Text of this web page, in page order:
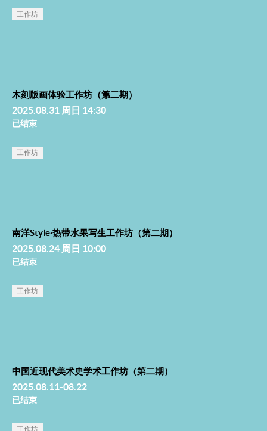
工作坊
木刻版画体验工作坊（第二期）
2025.08.31 周日 14:30
已结束
工作坊
南洋Style·热带水果写生工作坊（第二期）
2025.08.24 周日 10:00
已结束
工作坊
中国近现代美术史学术工作坊（第二期）
2025.08.11-08.22
已结束
工作坊